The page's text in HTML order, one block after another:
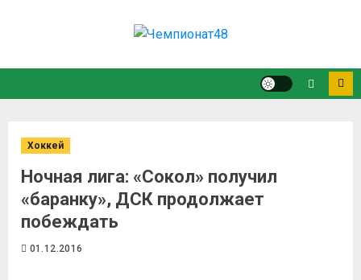
Хоккей
Ночная лига: «Сокол» получил
«баранку», ДСК продолжает
побеждать
01.12.2016